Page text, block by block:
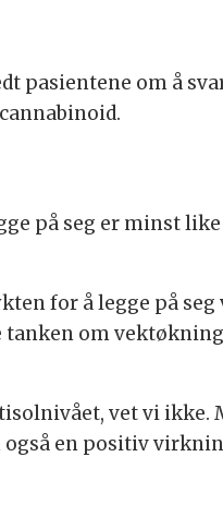
pasientene om å
på seg er minst
for å legge på
om
vet vi ikke.
en positiv